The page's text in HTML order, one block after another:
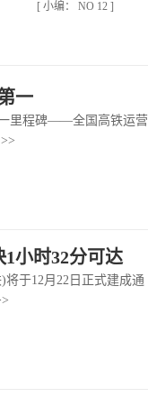
[ 小编： NO 12 ]
一
里程碑——全国高铁运营
>>
小时32分可达
于12月22日正式建成通